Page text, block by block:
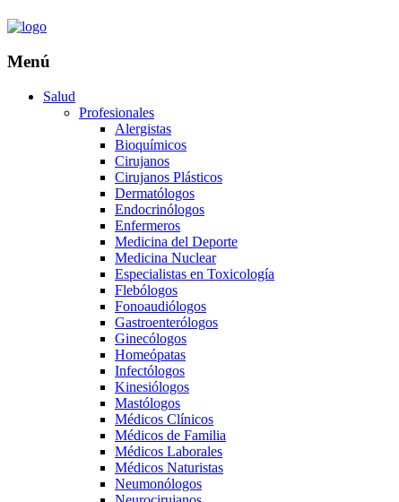
Menú
Salud
Profesionales
Alergistas
Bioquímicos
Cirujanos
Cirujanos Plásticos
Dermatólogos
Endocrinólogos
Enfermeros
Medicina del Deporte
Medicina Nuclear
Especialistas en Toxicología
Flebólogos
Fonoaudiólogos
Gastroenterólogos
Ginecólogos
Homeópatas
Infectólogos
Kinesiólogos
Mastólogos
Médicos Clínicos
Médicos de Familia
Médicos Laborales
Médicos Naturistas
Neumonólogos